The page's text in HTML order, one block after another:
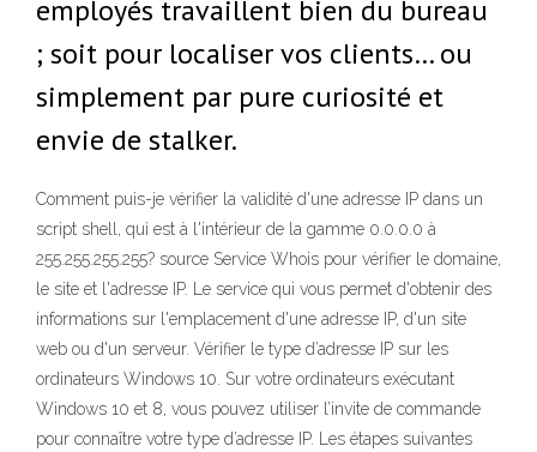
employés travaillent bien du bureau
; soit pour localiser vos clients… ou
simplement par pure curiosité et
envie de stalker.
Comment puis-je vérifier la validité d'une adresse IP dans un
script shell, qui est à l'intérieur de la gamme 0.0.0.0 à
255.255.255.255? source Service Whois pour vérifier le domaine,
le site et l'adresse IP. Le service qui vous permet d'obtenir des
informations sur l'emplacement d'une adresse IP, d'un site
web ou d'un serveur. Vérifier le type d’adresse IP sur les
ordinateurs Windows 10. Sur votre ordinateurs exécutant
Windows 10 et 8, vous pouvez utiliser l’invite de commande
pour connaître votre type d’adresse IP. Les étapes suivantes